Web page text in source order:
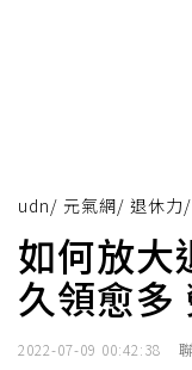
udn/ 元氣網/ 退休力/
如何放大
久領愈多
2022-07-09 00:42:38